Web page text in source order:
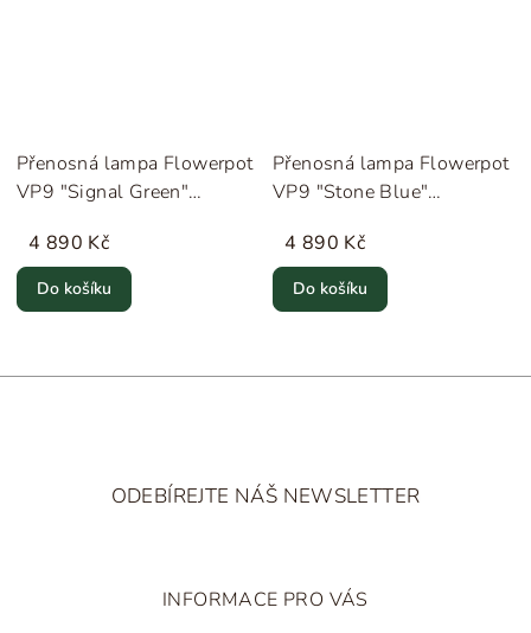
Přenosná lampa Flowerpot
VP9 "Signal Green"
4 890 Kč
Do košíku
Přenosná lampa Flowerpot
VP9 "Stone Blue"
4 890 Kč
Do košíku
ODEBÍREJTE NÁŠ NEWSLETTER
INFORMACE PRO VÁS